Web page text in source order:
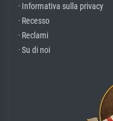
· Informativa sulla privacy
· Recesso
· Reclami
· Su di noi